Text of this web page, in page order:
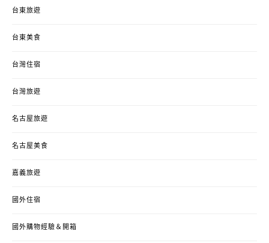
台東旅遊
台東美食
台灣住宿
台灣旅遊
名古屋旅遊
名古屋美食
嘉義旅遊
國外住宿
國外購物經驗＆開箱